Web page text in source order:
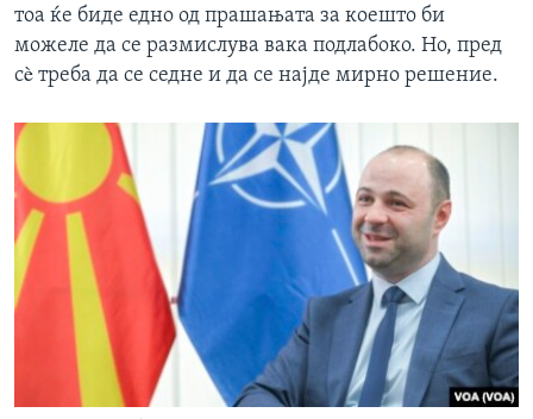
тоа ќе биде едно од прашањата за коешто би
можеле да се размислува вака подлабоко. Но, пред
сè треба да се седне и да се најде мирно решение.